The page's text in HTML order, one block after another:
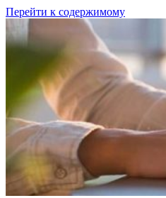
Перейти к содержимому